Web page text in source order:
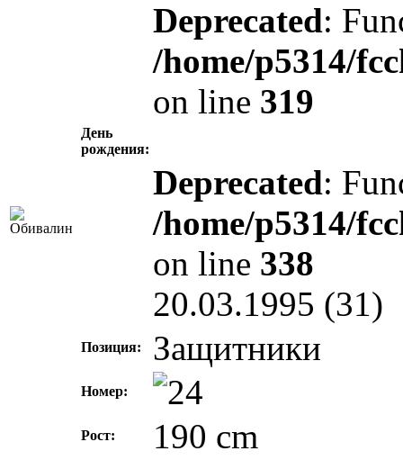
День
рождения:
Deprecated:
/home/p5314/
on line 319
Deprecated:
/home/p5314/
on line 338
20.03.1995 (31)
Позиция: Защитники
Номер:
Рост: 190 cm